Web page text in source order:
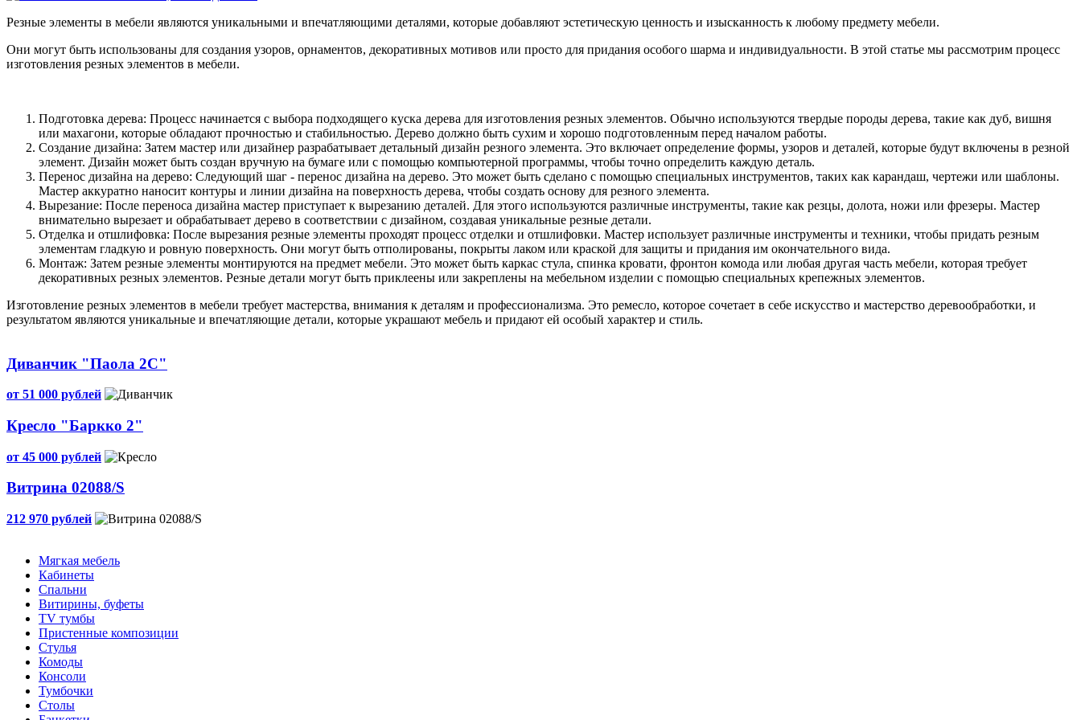
Резные элементы в мебели являются уникальными и впечатляющими деталями, которые добавляют эстетическую ценность и изысканность к любому предмету мебели.
Они могут быть использованы для создания узоров, орнаментов, декоративных мотивов или просто для придания особого шарма и индивидуальности. В этой статье мы рассмотрим процесс
изготовления резных элементов в мебели.
Подготовка дерева: Процесс начинается с выбора подходящего куска дерева для изготовления резных элементов. Обычно используются твердые породы дерева, такие как дуб, вишня
или махагони, которые обладают прочностью и стабильностью. Дерево должно быть сухим и хорошо подготовленным перед началом работы.
Создание дизайна: Затем мастер или дизайнер разрабатывает детальный дизайн резного элемента. Это включает определение формы, узоров и деталей, которые будут включены в резной
элемент. Дизайн может быть создан вручную на бумаге или с помощью компьютерной программы, чтобы точно определить каждую деталь.
Перенос дизайна на дерево: Следующий шаг - перенос дизайна на дерево. Это может быть сделано с помощью специальных инструментов, таких как карандаш, чертежи или шаблоны.
Мастер аккуратно наносит контуры и линии дизайна на поверхность дерева, чтобы создать основу для резного элемента.
Вырезание: После переноса дизайна мастер приступает к вырезанию деталей. Для этого используются различные инструменты, такие как резцы, долота, ножи или фрезеры. Мастер
внимательно вырезает и обрабатывает дерево в соответствии с дизайном, создавая уникальные резные детали.
Отделка и отшлифовка: После вырезания резные элементы проходят процесс отделки и отшлифовки. Мастер использует различные инструменты и техники, чтобы придать резным
элементам гладкую и ровную поверхность. Они могут быть отполированы, покрыты лаком или краской для защиты и придания им окончательного вида.
Монтаж: Затем резные элементы монтируются на предмет мебели. Это может быть каркас стула, спинка кровати, фронтон комода или любая другая часть мебели, которая требует
декоративных резных элементов. Резные детали могут быть приклеены или закреплены на мебельном изделии с помощью специальных крепежных элементов.
Изготовление резных элементов в мебели требует мастерства, внимания к деталям и профессионализма. Это ремесло, которое сочетает в себе искусство и мастерство деревообработки, и
результатом являются уникальные и впечатляющие детали, которые украшают мебель и придают ей особый характер и стиль.
Диванчик "Паола 2С"
от 51 000 рублей
Кресло "Баркко 2"
от 45 000 рублей
Витрина 02088/S
212 970 рублей
Мягкая мебель
Кабинеты
Спальни
Витирины, буфеты
TV тумбы
Пристенные композиции
Стулья
Комоды
Консоли
Тумбочки
Столы